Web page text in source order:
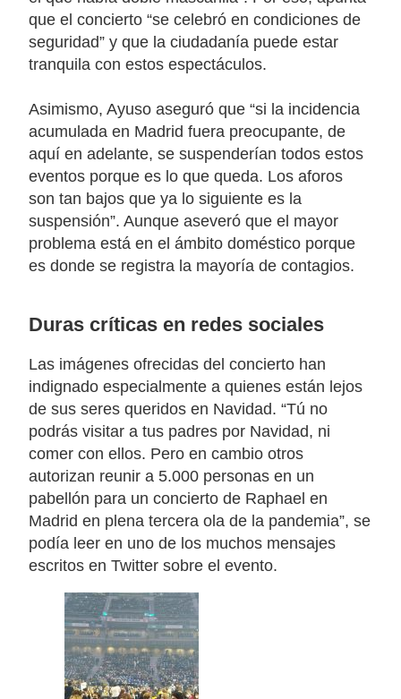
que el concierto “se celebró en condiciones de
seguridad” y que la ciudadanía puede estar
tranquila con estos espectáculos.
Asimismo, Ayuso aseguró que “si la incidencia
acumulada en Madrid fuera preocupante, de
aquí en adelante, se suspenderían todos estos
eventos porque es lo que queda. Los aforos
son tan bajos que ya lo siguiente es la
suspensión”. Aunque aseveró que el mayor
problema está en el ámbito doméstico porque
es donde se registra la mayoría de contagios.
Duras críticas en redes sociales
Las imágenes ofrecidas del concierto han
indignado especialmente a quienes están lejos
de sus seres queridos en Navidad. “Tú no
podrás visitar a tus padres por Navidad, ni
comer con ellos. Pero en cambio otros
autorizan reunir a 5.000 personas en un
pabellón para un concierto de Raphael en
Madrid en plena tercera ola de la pandemia”, se
podía leer en uno de los muchos mensajes
escritos en Twitter sobre el evento.